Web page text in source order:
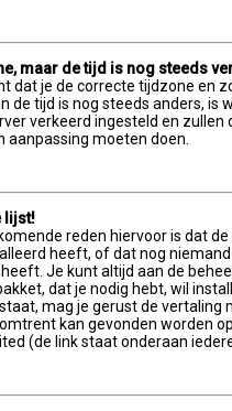
maar de tijd is nog steeds
dat je de correcte tijdzone en
de tijd is nog steeds anders, is
verkeerd ingesteld en zullen
aanpassing moeten doen.
lijst!
reden hiervoor is dat
heeft, of dat nog
Je kunt altijd aan de
dat je nodig hebt, wil
mag je gerust de vertaling
kan gevonden worden
(de link staat onderaan